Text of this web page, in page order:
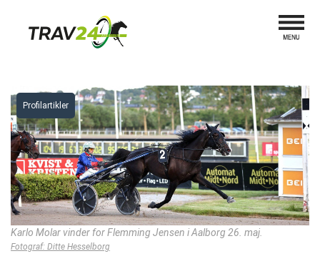
Profilartikler
Karlo Molar vinder for Flemming Jensen i Aalborg 26. maj.
Fotograf: Ditte Hesselborg